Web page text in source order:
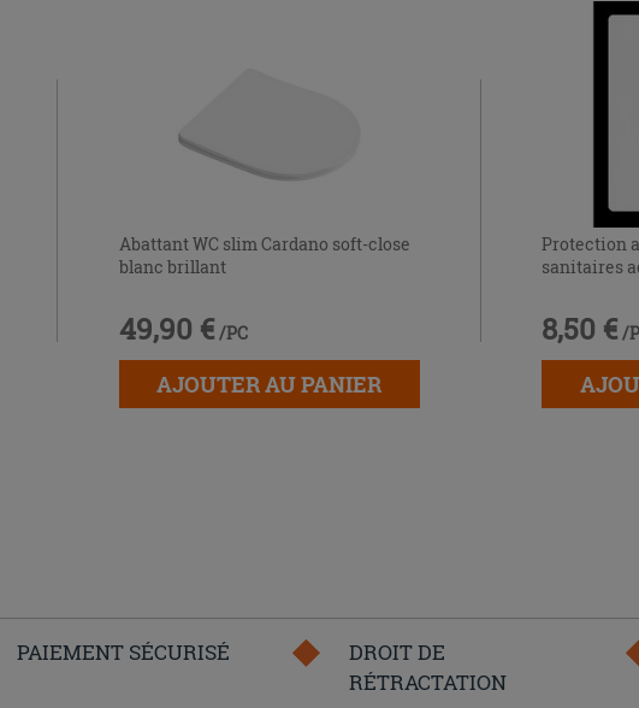
Abattant WC slim Cardano soft-close
blanc brillant
49,90 € /PC
AJOUTER AU PANIER
Protection
sanitaires
8,50 € /
PAIEMENT SÉCURISÉ
DROIT DE
RÉTRACTATION